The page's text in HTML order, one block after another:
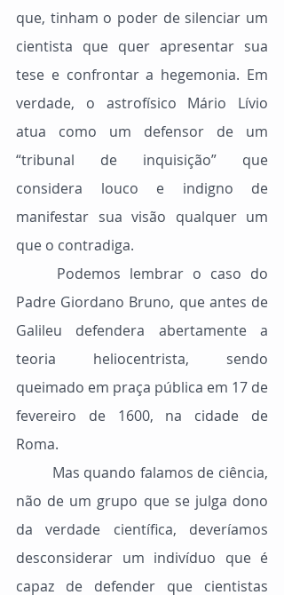
que, tinham o poder de silenciar um
cientista que quer apresentar sua
tese e confrontar a hegemonia. Em
verdade, o astrofísico Mário Lívio
atua como um defensor de um
“tribunal de inquisição” que
considera louco e indigno de
manifestar sua visão qualquer um
que o contradiga.
Padre Giordano Bruno, que antes de
Galileu defendera abertamente a
teoria heliocentrista, sendo
queimado em praça pública em 17 de
fevereiro de 1600, na cidade de
Roma.
não de um grupo que se julga dono
da verdade científica, deveríamos
desconsiderar um indivíduo que é
capaz de defender que cientistas